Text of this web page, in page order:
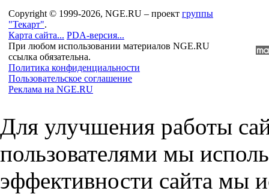
Copyright © 1999-2026, NGE.RU – проект группы
"Текарт".
Карта сайта... PDA-версия...
При любом использовании материалов NGE.RU
ссылка обязательна.
Политика конфиденциальности
Пользовательское соглашение
Реклама на NGE.RU
Для улучшения работы
пользователями мы
эффективности сайта мы